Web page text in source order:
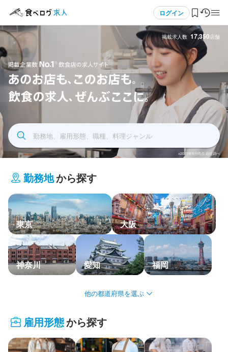
ログイン
ログイン・無料会員登録
食べログ求人TOP
マイページ管理
閲覧履歴
気になる求人
検索履歴・保存した条件
応募履歴
WEB履歴書
掲載をご検討の店舗様へ
食べログ求人PRESS
掲載求人数 17,350店舗
飲食求人掲載企業数No.1 飲食店の求人サイト あの
勤務地、雇用形態、職種、料理ジャンル
※2025年9月時点 自社調べ
勤務地から探す
東京 大阪
神奈川 愛知 福岡
関東
中部・北陸
雇用形態から探す